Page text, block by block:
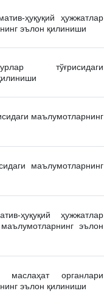
ҳуқуқий ҳужжатлар
эълон қилиниши
тўғрисидаги
маълумотларнинг
маълумотларнинг
ҳуқуқий ҳужжатлар
эълон
маслаҳат органлари
эълон қилиниши